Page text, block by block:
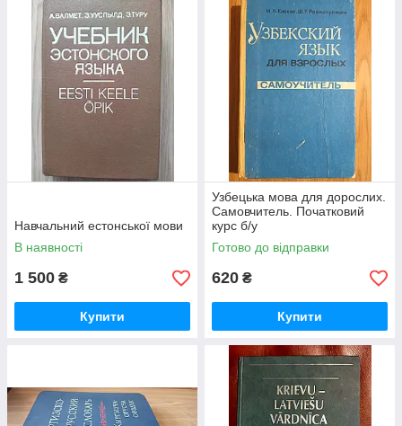
Навчальний естонської мови
В наявності
1 500 ₴
Купити
Узбецька мова для дорослих.
Самовчитель. Початковий
курс б/у
Готово до відправки
620 ₴
Купити